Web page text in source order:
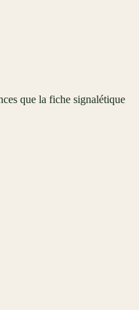
que la fiche signalétique